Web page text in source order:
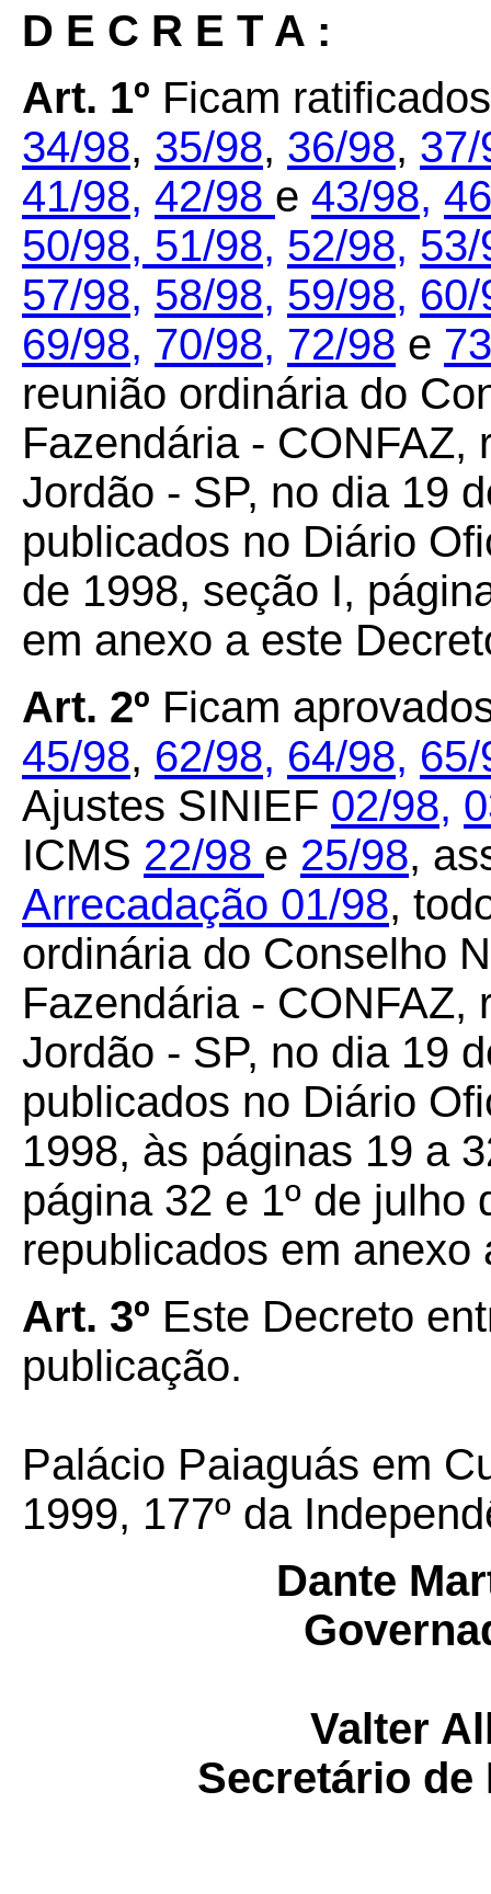
D E C R E T A :
Art. 1º Ficam
34/98, 35/98, 36/98, 37/
41/98, 42/98 e 43/98,
50/98, 51/98, 52/98, 53/
57/98, 58/98, 59/98,
69/98, 70/98, 72/98 e
reunião ordinária do
Fazendária - CONFAZ,
Jordão - SP, no dia 19
publicados no Diário
de 1998, seção I,
em anexo a este
Art. 2º Ficam
45/98, 62/98, 64/98,
Ajustes SINIEF 02/98,
ICMS 22/98 e 25/98,
Arrecadação 01/98,
ordinária do Conselho
Fazendária - CONFAZ,
Jordão - SP, no dia 19
publicados no Diário
1998, às páginas 19 a
página 32 e 1º de julho
republicados em
Art. 3º Este Decreto
publicação.
Palácio Paiaguás em
1999, 177º da
Dante
Valter
Secretário de